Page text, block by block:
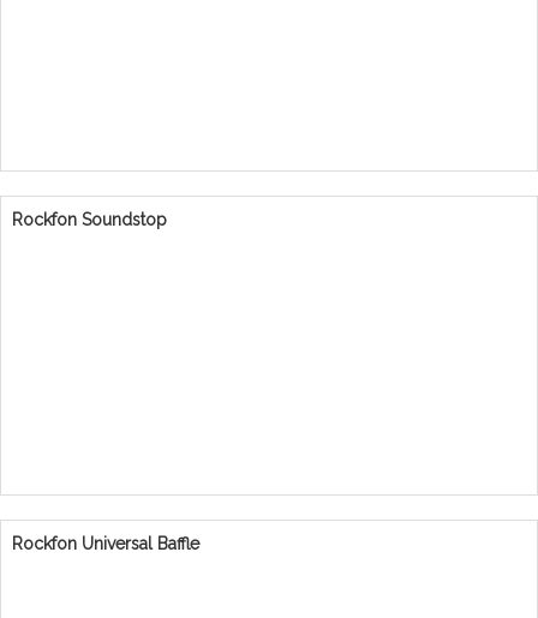
Rockfon Soundstop
Rockfon Universal Baffle